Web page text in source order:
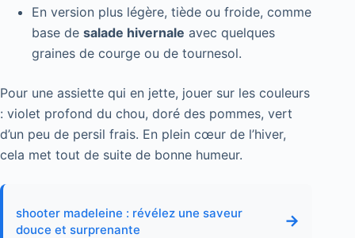
En version plus légère, tiède ou froide, comme
base de salade hivernale avec quelques
graines de courge ou de tournesol.
Pour une assiette qui en jette, jouer sur les couleurs
: violet profond du chou, doré des pommes, vert
d’un peu de persil frais. En plein cœur de l’hiver,
cela met tout de suite de bonne humeur.
shooter madeleine : révélez une saveur
douce et surprenante
→